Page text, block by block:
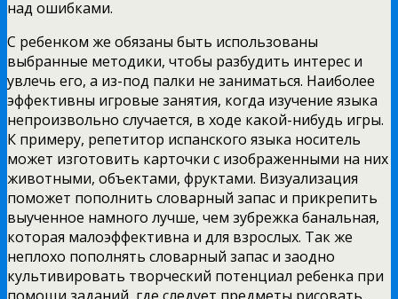
над ошибками.
С ребенком же обязаны быть использованы
выбранные методики, чтобы разбудить интерес и
увлечь его, а из-под палки не заниматься. Наиболее
эффективны игровые занятия, когда изучение языка
непроизвольно случается, в ходе какой-нибудь игры.
К примеру, репетитор испанского языка носитель
может изготовить карточки с изображенными на них
животными, объектами, фруктами. Визуализация
поможет пополнить словарный запас и прикрепить
выученное намного лучше, чем зубрежка банальная,
которая малоэффективна и для взрослых. Так же
неплохо пополнять словарный запас и заодно
культивировать творческий потенциал ребенка при